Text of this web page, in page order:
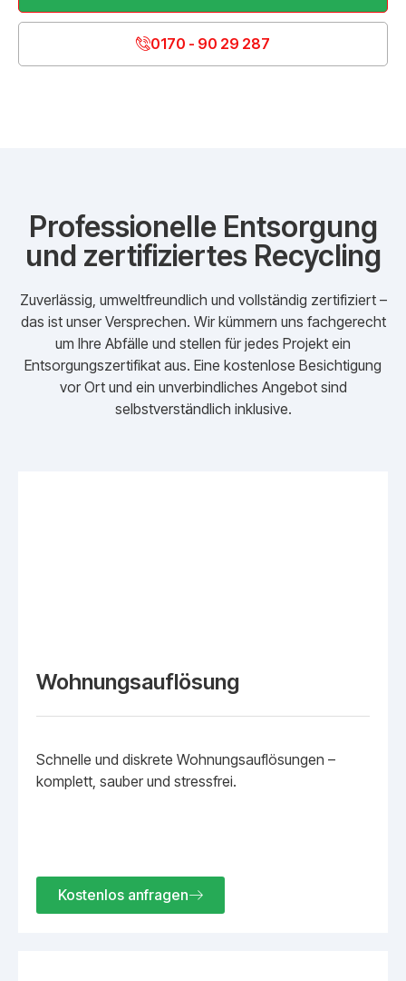
0170 - 90 29 287
Professionelle Entsorgung
und zertifiziertes Recycling
Zuverlässig, umweltfreundlich und vollständig zertifiziert –
das ist unser Versprechen. Wir kümmern uns fachgerecht
um Ihre Abfälle und stellen für jedes Projekt ein
Entsorgungszertifikat aus. Eine kostenlose Besichtigung
vor Ort und ein unverbindliches Angebot sind
selbstverständlich inklusive.
Wohnungsauflösung
Schnelle und diskrete Wohnungsauflösungen –
komplett, sauber und stressfrei.
Kostenlos anfragen